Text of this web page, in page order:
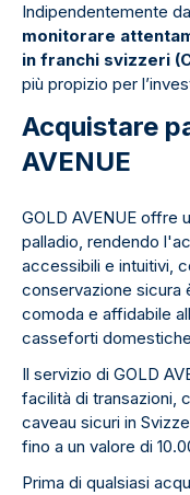
Indipendentemente
monitorare
in franchi svizzeri
più propizio per
Acquistare
AVENUE
GOLD AVENUE offre
palladio, rendendo
accessibili e intuitivi,
conservazione sicura
comoda e affidabile
casseforti
Il servizio di GOLD
facilità di transazioni,
caveau sicuri in
fino a un valore di
Prima di qualsiasi